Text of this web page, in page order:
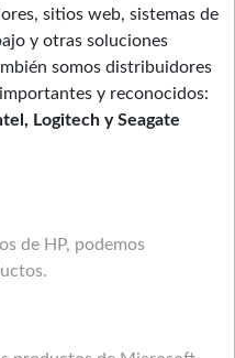
sitios web, sistemas de
y otras soluciones
somos distribuidores
y reconocidos:
Logitech y Seagate
de HP, podemos